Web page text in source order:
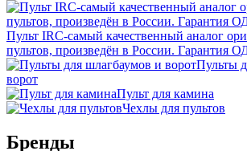
Пульт IRC-самый качественный аналог
пультов, произведён в России. Гарантия
Пульты
ворот
Пульт для камина
Чехлы для пультов
Бренды